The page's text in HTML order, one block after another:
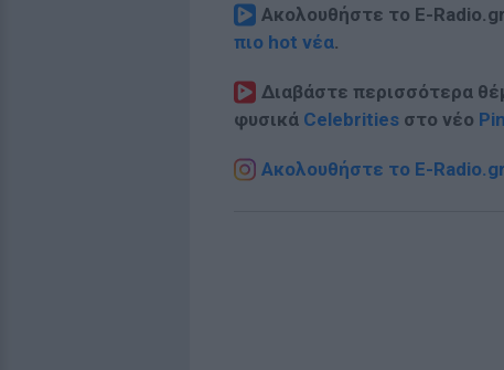
Ακολουθήστε το E-
πιο hot νέα.
Διαβάστε περισσότερα
φυσικά Celebrities στο νέο
Ακολουθήστε το E-